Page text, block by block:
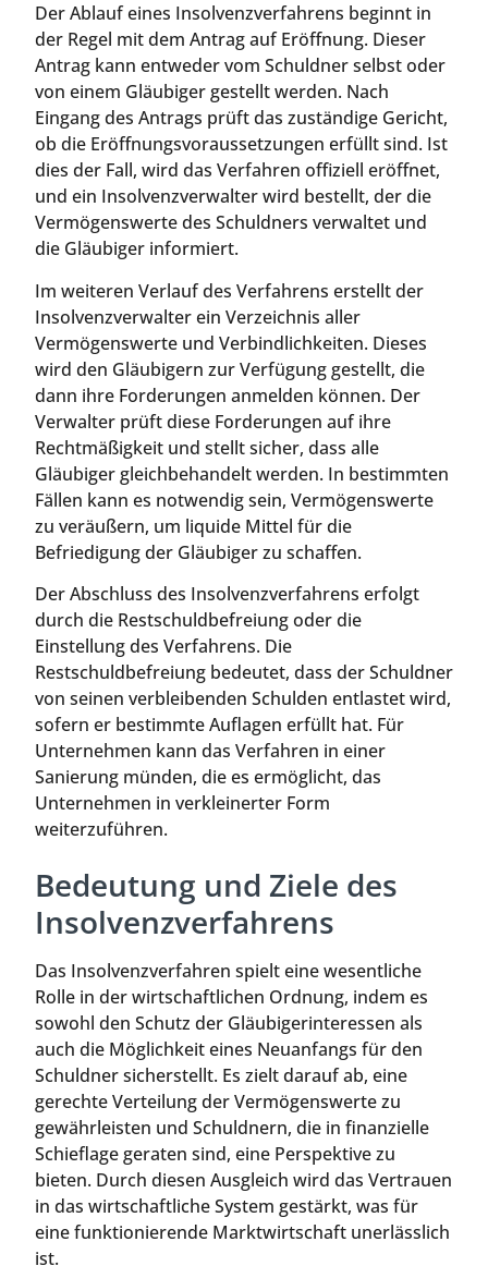
Der Ablauf eines Insolvenzverfahrens beginnt in
der Regel mit dem Antrag auf Eröffnung. Dieser
Antrag kann entweder vom Schuldner selbst oder
von einem Gläubiger gestellt werden. Nach
Eingang des Antrags prüft das zuständige Gericht,
ob die Eröffnungsvoraussetzungen erfüllt sind. Ist
dies der Fall, wird das Verfahren offiziell eröffnet,
und ein Insolvenzverwalter wird bestellt, der die
Vermögenswerte des Schuldners verwaltet und
die Gläubiger informiert.
Im weiteren Verlauf des Verfahrens erstellt der
Insolvenzverwalter ein Verzeichnis aller
Vermögenswerte und Verbindlichkeiten. Dieses
wird den Gläubigern zur Verfügung gestellt, die
dann ihre Forderungen anmelden können. Der
Verwalter prüft diese Forderungen auf ihre
Rechtmäßigkeit und stellt sicher, dass alle
Gläubiger gleichbehandelt werden. In bestimmten
Fällen kann es notwendig sein, Vermögenswerte
zu veräußern, um liquide Mittel für die
Befriedigung der Gläubiger zu schaffen.
Der Abschluss des Insolvenzverfahrens erfolgt
durch die Restschuldbefreiung oder die
Einstellung des Verfahrens. Die
Restschuldbefreiung bedeutet, dass der Schuldner
von seinen verbleibenden Schulden entlastet wird,
sofern er bestimmte Auflagen erfüllt hat. Für
Unternehmen kann das Verfahren in einer
Sanierung münden, die es ermöglicht, das
Unternehmen in verkleinerter Form
weiterzuführen.
Bedeutung und Ziele des
Insolvenzverfahrens
Das Insolvenzverfahren spielt eine wesentliche
Rolle in der wirtschaftlichen Ordnung, indem es
sowohl den Schutz der Gläubigerinteressen als
auch die Möglichkeit eines Neuanfangs für den
Schuldner sicherstellt. Es zielt darauf ab, eine
gerechte Verteilung der Vermögenswerte zu
gewährleisten und Schuldnern, die in finanzielle
Schieflage geraten sind, eine Perspektive zu
bieten. Durch diesen Ausgleich wird das Vertrauen
in das wirtschaftliche System gestärkt, was für
eine funktionierende Marktwirtschaft unerlässlich
ist.